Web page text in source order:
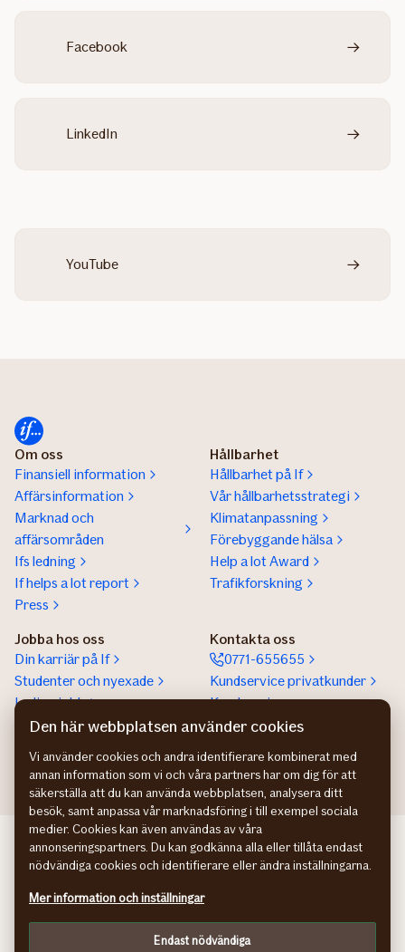
Facebook
LinkedIn
YouTube
Om oss
Finansiell information
Affärsinformation
Marknad och
affärsområden
Ifs ledning
If helps a lot report
Press
Hållbarhet
Hållbarhet på If
Vår hållbarhetsstrategi
Klimatanpassning
Förebyggande hälsa
Help a lot Award
Trafikforskning
Jobba hos oss
Din karriär på If
Studenter och nyexade
Lediga jobb
Kontakta oss
0771-655655
Kundservice privatkunder
Kundservice
företagskunder
If Skadeforsikring NO
If Skadeforsikring DK
Hantering av personuppgifter
Information om tillgänglighet
Den här webbplatsen använder cookies
Vi använder cookies och andra identifierare kombinerat med
annan information som vi och våra partners har om dig för att
säkerställa att du kan använda webbplatsen, analysera ditt
besök, samt anpassa vår marknadsföring i till exempel sociala
medier. Cookies kan även användas av våra
annonseringspartners. Du kan godkänna alla eller tillåta endast
nödvändiga cookies och identifierare eller ändra inställningarna.
Mer information och inställningar
Endast nödvändiga